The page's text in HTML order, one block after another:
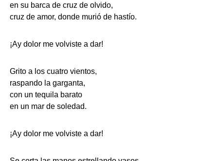
en su barca de cruz de olvido,
cruz de amor, donde murió de hastío.
¡Ay dolor me volviste a dar!
Grito a los cuatro vientos,
raspando la garganta,
con un tequila barato
en un mar de soledad.
¡Ay dolor me volviste a dar!